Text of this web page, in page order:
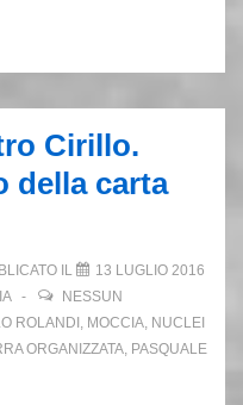
Cirillo.
della carta
IL
13 LUGLIO 2016
NESSUN
ROLANDI , MOCCIA, NUCLEI
ORGANIZZATA, PASQUALE